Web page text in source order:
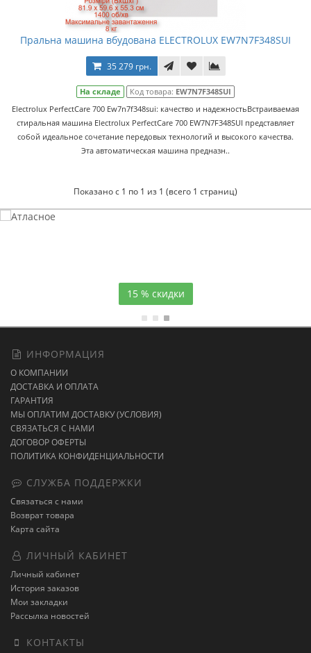
Пральна машина вбудована ELECTROLUX EW7N7F348SUI
35 279 грн.
На складе Код товара: EW7N7F348SUI
Electrolux PerfectCare 700 Ew7n7f348sui: качество и надежностьВстраиваемая
стиральная машина Electrolux PerfectCare 700 EW7N7F348SUI представляет
собой идеальное сочетание передовых технологий и высокого качества.
Эта автоматическая машина предназн..
Показано с 1 по 1 из 1 (всего 1 страниц)
15 % скидки
ИНФОРМАЦИЯ
О КОМПАНИИ
ДОСТАВКА И ОПЛАТА
ГАРАНТИЯ
МЫ ОПЛАТИМ ДОСТАВКУ (УСЛОВИЯ)
СВЯЗАТЬСЯ С НАМИ
ДОГОВОР ОФЕРТЫ
ПОЛИТИКА КОНФИДЕНЦИАЛЬНОСТИ
СЛУЖБА ПОДДЕРЖКИ
Связаться с нами
Возврат товара
Карта сайта
ЛИЧНЫЙ КАБИНЕТ
Личный кабинет
История заказов
Мои закладки
Рассылка новостей
КОНТАКТЫ